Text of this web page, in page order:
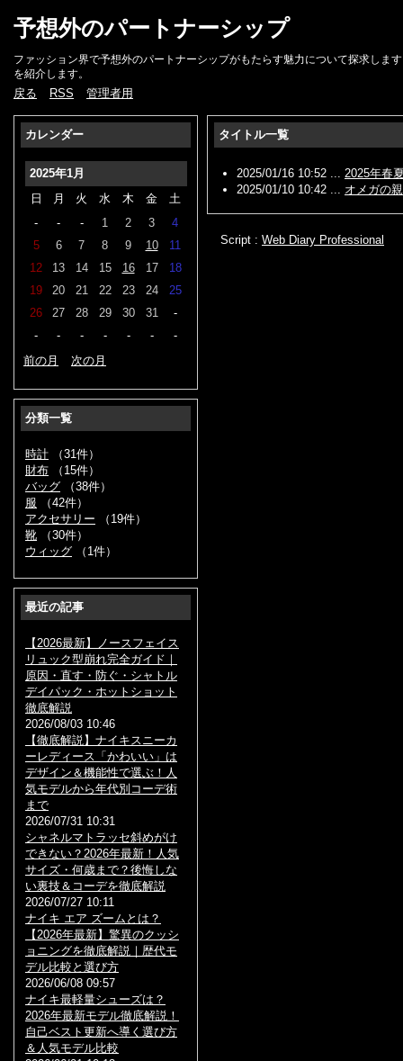
予想外のパートナーシップ
ファッション界で予想外のパートナーシップがもたらす魅力について探求しま
を紹介します。
戻る RSS 管理者用
タイトル一覧
2025/01/16 10:52 ... 2025年春
2025/01/10 10:42 ... オメガの
カレンダー
2025年1月
日
月 火 水 木 金
土
-
- - 1 2 3
4
5
6 7 8 9 10
11
12
13 14 15 16 17
18
19
20 21 22 23 24
25
26
27 28 29 30 31
-
-
- - - - -
-
前の月
次の月
分類一覧
時計 （31件）
財布 （15件）
バッグ （38件）
服 （42件）
アクセサリー （19件）
靴 （30件）
ウィッグ （1件）
最近の記事
【2026最新】ノースフェイス
リュック型崩れ完全ガイド｜
原因・直す・防ぐ・シャトル
デイパック・ホットショット
徹底解説
2026/08/03 10:46
【徹底解説】ナイキスニーカ
ーレディース「かわいい」は
デザイン＆機能性で選ぶ！人
気モデルから年代別コーデ術
まで
2026/07/31 10:31
シャネルマトラッセ斜めがけ
できない？2026年最新！人気
サイズ・何歳まで？後悔しな
い裏技＆コーデを徹底解説
2026/07/27 10:11
ナイキ エア ズームとは？
【2026年最新】驚異のクッシ
ョニングを徹底解説｜歴代モ
デル比較と選び方
2026/06/08 09:57
ナイキ最軽量シューズは？
2026年最新モデル徹底解説！
自己ベスト更新へ導く選び方
＆人気モデル比較
Script : Web Diary Professional